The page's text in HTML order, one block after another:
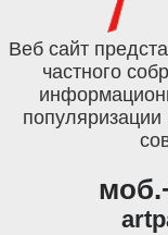
Веб сайт
частного
популяризации